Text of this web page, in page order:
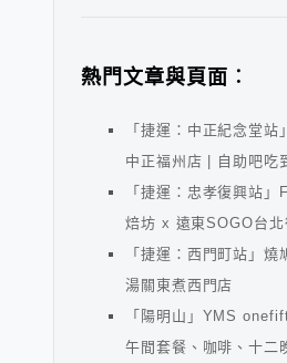
熱門文章與頁面︰
「捷運：中正紀念堂
中正福州店 | 自助吧吃
「捷運：忠孝復興站
焙坊 x 遠東SOGO台北
「捷運：西門町站」燒
湯關東煮西門店
「陽明山」YMS
午間套餐、咖啡、十二